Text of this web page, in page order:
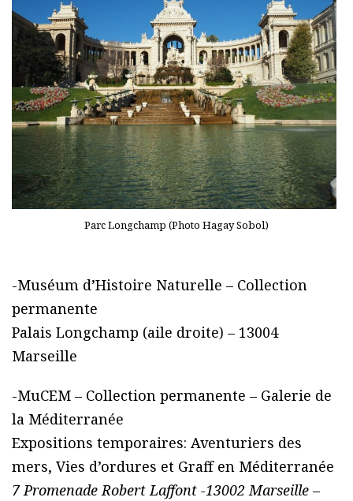
Parc Longchamp (Photo Hagay Sobol)
-Muséum d’Histoire Naturelle – Collection
permanente
Palais Longchamp (aile droite) – 13004
Marseille
-MuCEM – Collection permanente – Galerie de
la Méditerranée
Expositions temporaires: Aventuriers des
mers, Vies d’ordures et Graff en Méditerranée
7 Promenade Robert Laffont -13002 Marseille –